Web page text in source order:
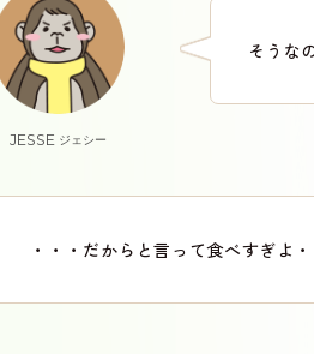
JESSE ジェシー
そうな
・・・だからと言って食べすぎよ